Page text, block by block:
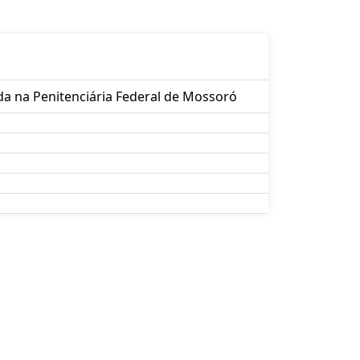
na Penitenciária Federal de Mossoró